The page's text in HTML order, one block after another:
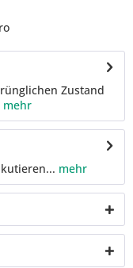
Zustand
mehr
mehr